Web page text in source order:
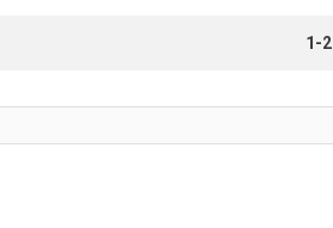
1-